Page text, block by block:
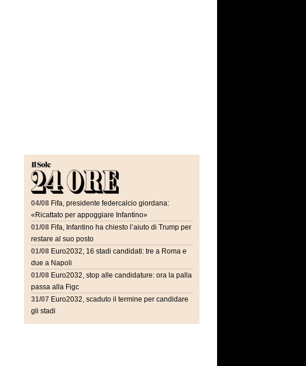
04/08 Fifa, presidente federcalcio giordana:
«Ricattato per appoggiare Infantino»
01/08 Fifa, Infantino ha chiesto l’aiuto di Trump per
restare al suo posto
01/08 Euro2032, 16 stadi candidati: tre a Roma e
due a Napoli
01/08 Euro2032, stop alle candidature: ora la palla
passa alla Figc
31/07 Euro2032, scaduto il termine per candidare
gli stadi